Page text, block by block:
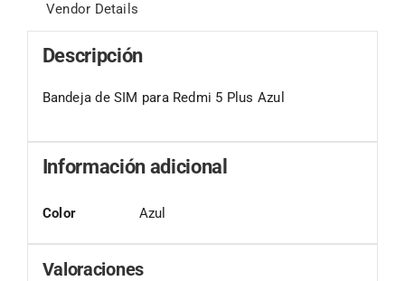
Vendor Details
Descripción
Bandeja de SIM para Redmi 5 Plus Azul
Información adicional
Color Azul
Valoraciones